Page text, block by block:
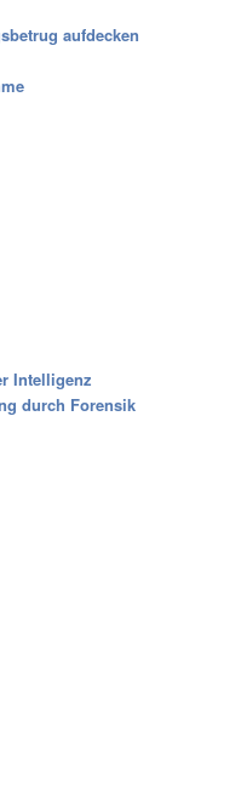
aufdecken
Intelligenz
durch Forensik